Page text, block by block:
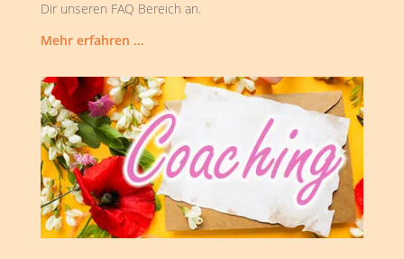
Dir unseren FAQ Bereich an.
Mehr erfahren …